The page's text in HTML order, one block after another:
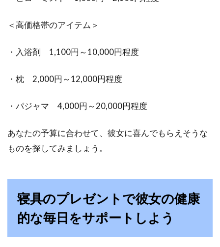
＜高価格帯のアイテム＞
・入浴剤 1,100円～10,000円程度
・枕 2,000円～12,000円程度
・パジャマ 4,000円～20,000円程度
あなたの予算に合わせて、彼女に喜んでもらえそうな
ものを探してみましょう。
寝具のプレゼントで彼女の健康
的な毎日をサポートしよう